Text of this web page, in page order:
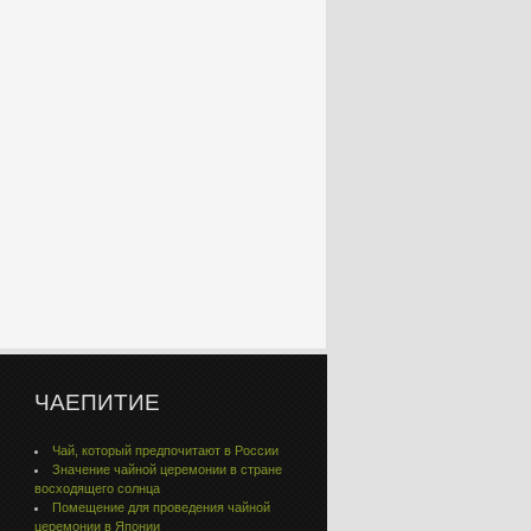
ЧАЕПИТИЕ
Чай, который предпочитают в России
Значение чайной церемонии в стране
восходящего солнца
Помещение для проведения чайной
церемонии в Японии